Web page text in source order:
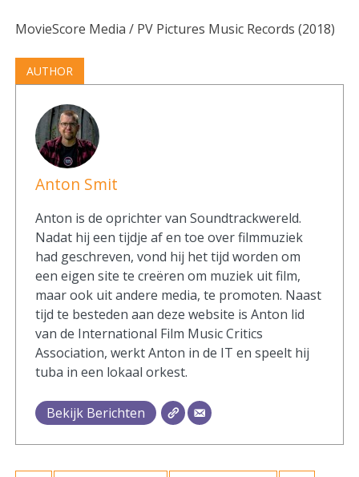
MovieScore Media / PV Pictures Music Records (2018)
AUTHOR
Anton Smit
Anton is de oprichter van Soundtrackwereld.
Nadat hij een tijdje af en toe over filmmuziek
had geschreven, vond hij het tijd worden om
een eigen site te creëren om muziek uit film,
maar ook uit andere media, te promoten. Naast
tijd te besteden aan deze website is Anton lid
van de International Film Music Critics
Association, werkt Anton in de IT en speelt hij
tuba in een lokaal orkest.
Bekijk Berichten